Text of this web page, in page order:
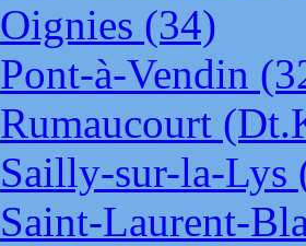
Oignies (34)
Pont-à-Vendin
Rumaucourt
Sailly-sur-la-Lys
Saint-Laurent-